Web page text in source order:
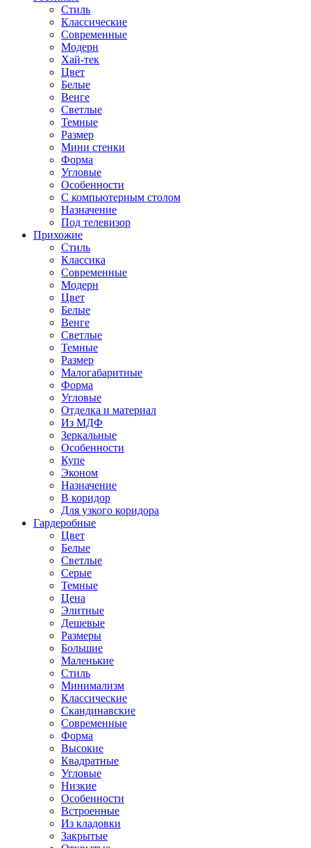
Стиль
Классические
Современные
Модерн
Хай-тек
Цвет
Белые
Венге
Светлые
Темные
Размер
Мини стенки
Форма
Угловые
Особенности
С компьютерным столом
Назначение
Под телевизор
Прихожие
Стиль
Классика
Современные
Модерн
Цвет
Белые
Венге
Светлые
Темные
Размер
Малогабаритные
Форма
Угловые
Отделка и материал
Из МДФ
Зеркальные
Особенности
Купе
Эконом
Назначение
В коридор
Для узкого коридора
Гардеробные
Цвет
Белые
Светлые
Серые
Темные
Цена
Элитные
Дешевые
Размеры
Большие
Маленькие
Стиль
Минимализм
Классические
Скандинавские
Современные
Форма
Высокие
Квадратные
Угловые
Низкие
Особенности
Встроенные
Из кладовки
Закрытые